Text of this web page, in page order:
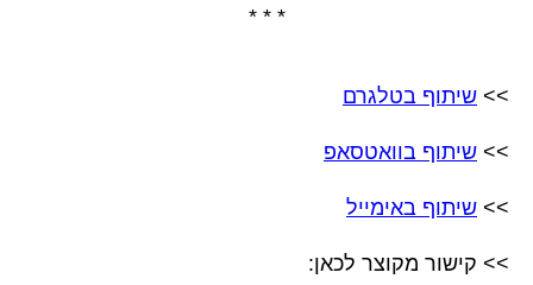
* * *
>> שיתוף בטלגרם
>> שיתוף בוואטסאפ
>> שיתוף באימייל
>> קישור מקוצר לכאן: